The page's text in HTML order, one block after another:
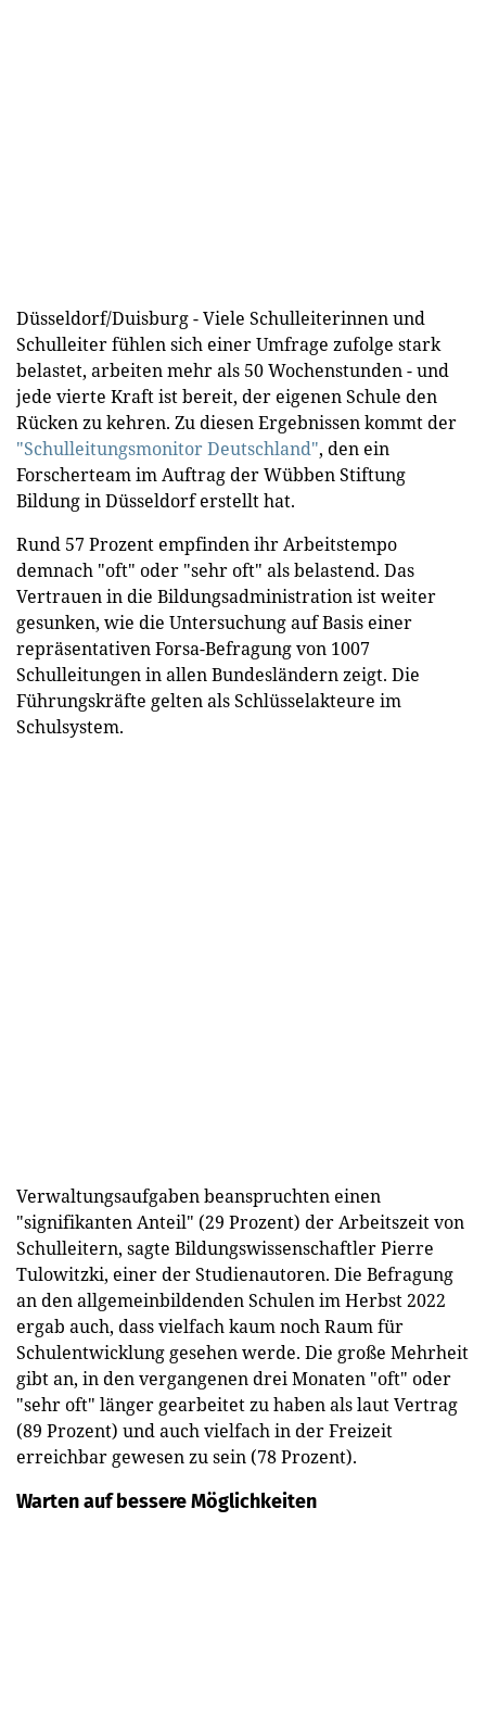
Düsseldorf/Duisburg - Viele Schulleiterinnen und
Schulleiter fühlen sich einer Umfrage zufolge stark
belastet, arbeiten mehr als 50 Wochenstunden - und
jede vierte Kraft ist bereit, der eigenen Schule den
Rücken zu kehren. Zu diesen Ergebnissen kommt der
"Schulleitungsmonitor Deutschland", den ein
Forscherteam im Auftrag der Wübben Stiftung
Bildung in Düsseldorf erstellt hat.
Rund 57 Prozent empfinden ihr Arbeitstempo
demnach "oft" oder "sehr oft" als belastend. Das
Vertrauen in die Bildungsadministration ist weiter
gesunken, wie die Untersuchung auf Basis einer
repräsentativen Forsa-Befragung von 1007
Schulleitungen in allen Bundesländern zeigt. Die
Führungskräfte gelten als Schlüsselakteure im
Schulsystem.
Verwaltungsaufgaben beanspruchten einen
"signifikanten Anteil" (29 Prozent) der Arbeitszeit von
Schulleitern, sagte Bildungswissenschaftler Pierre
Tulowitzki, einer der Studienautoren. Die Befragung
an den allgemeinbildenden Schulen im Herbst 2022
ergab auch, dass vielfach kaum noch Raum für
Schulentwicklung gesehen werde. Die große Mehrheit
gibt an, in den vergangenen drei Monaten "oft" oder
"sehr oft" länger gearbeitet zu haben als laut Vertrag
(89 Prozent) und auch vielfach in der Freizeit
erreichbar gewesen zu sein (78 Prozent).
Warten auf bessere Möglichkeiten